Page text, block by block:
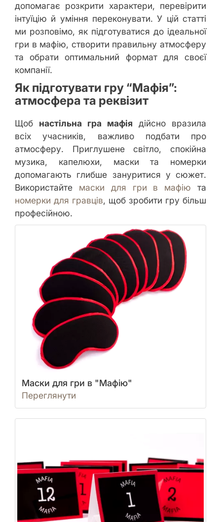
допомагає розкрити характери, перевірити
інтуїцію й уміння переконувати. У цій статті
ми розповімо, як підготуватися до ідеальної
гри в мафію, створити правильну атмосферу
та обрати оптимальний формат для своєї
компанії.
Як підготувати гру “Мафія”:
атмосфера та реквізит
Щоб настільна гра мафія дійсно вразила
всіх учасників, важливо подбати про
атмосферу. Приглушене світло, спокійна
музика, капелюхи, маски та номерки
допомагають глибше зануритися у сюжет.
Використайте маски для гри в мафію та
номерки для гравців, щоб зробити гру більш
професійною.
Маски для гри в "Мафію"
Переглянути